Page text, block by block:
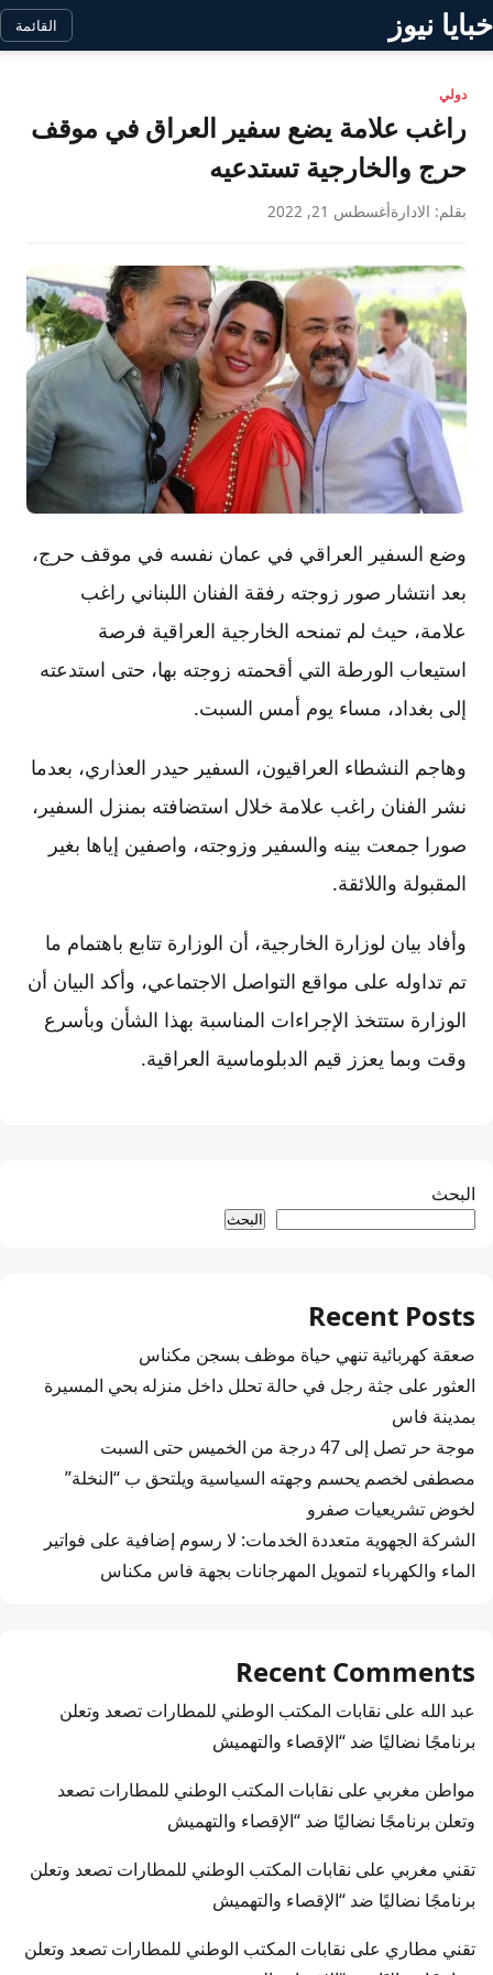
خبايا نيوز القائمة
دولي
راغب علامة يضع سفير العراق في موقف
حرج والخارجية تستدعيه
بقلم: الادارةأغسطس 21, 2022
وضع السفير العراقي في عمان نفسه في موقف حرج،
بعد انتشار صور زوجته رفقة الفنان اللبناني راغب
علامة، حيث لم تمنحه الخارجية العراقية فرصة
استيعاب الورطة التي أقحمته زوجته بها، حتى استدعته
إلى بغداد، مساء يوم أمس السبت.
وهاجم النشطاء العراقيون، السفير حيدر العذاري، بعدما
نشر الفنان راغب علامة خلال استضافته بمنزل السفير،
صورا جمعت بينه والسفير وزوجته، واصفين إياها بغير
المقبولة واللائقة.
وأفاد بيان لوزارة الخارجية، أن الوزارة تتابع باهتمام ما
تم تداوله على مواقع التواصل الاجتماعي، وأكد البيان أن
الوزارة ستتخذ الإجراءات المناسبة بهذا الشأن وبأسرع
وقت وبما يعزز قيم الدبلوماسية العراقية.
البحث
البحث
Recent Posts
صعقة كهربائية تنهي حياة موظف بسجن مكناس
العثور على جثة رجل في حالة تحلل داخل منزله بحي المسيرة
بمدينة فاس
موجة حر تصل إلى 47 درجة من الخميس حتى السبت
مصطفى لخصم يحسم وجهته السياسية ويلتحق ب “النخلة”
لخوض تشريعيات صفرو
الشركة الجهوية متعددة الخدمات: لا رسوم إضافية على فواتير
الماء والكهرباء لتمويل المهرجانات بجهة فاس مكناس
Recent Comments
عبد الله على نقابات المكتب الوطني للمطارات تصعد وتعلن
برنامجًا نضاليًا ضد “الإقصاء والتهميش
مواطن مغربي على نقابات المكتب الوطني للمطارات تصعد
وتعلن برنامجًا نضاليًا ضد “الإقصاء والتهميش
تقني مغربي على نقابات المكتب الوطني للمطارات تصعد وتعلن
برنامجًا نضاليًا ضد “الإقصاء والتهميش
تقني مطاري على نقابات المكتب الوطني للمطارات تصعد وتعلن